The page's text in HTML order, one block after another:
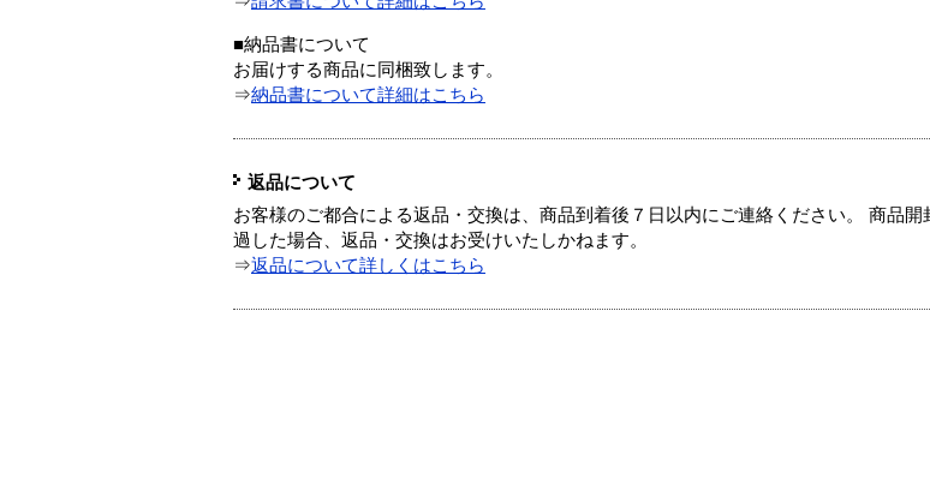
■納品書について
お届けする商品に同梱致します。
⇒納品書について詳細はこちら
返品について
お客様のご都合による返品・交換は、商品到着後７日以内にご連絡ください。 商品
過した場合、返品・交換はお受けいたしかねます。
⇒返品について詳しくはこちら